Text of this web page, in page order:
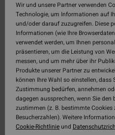
Wir und unsere Partner verwenden
Technologie, um Informationen auf
und/oder darauf zuzugreifen. Diese
Informationen (wie Ihre
verwendet werden, um Ihnen
präsentieren, um die Leistung von
messen, und um mehr über ihr
Produkte unserer Partner zu
können Ihre Wahl so einstellen, dass
Zustimmung bedürfen, annehmen
dagegen aussprechen, wenn Sie
zustimmen (z. B. bestimmte Cookies
Besucherzahlen). Weitere
Cookie-Richtlinieund